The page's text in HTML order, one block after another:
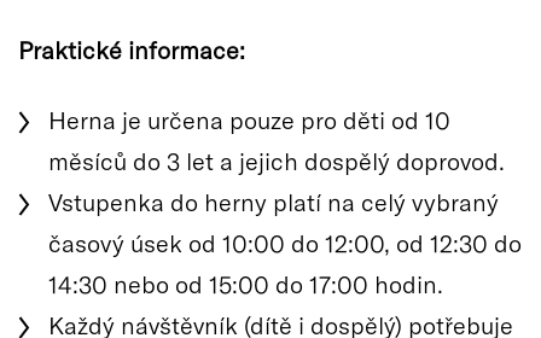
Praktické informace:
Herna je určena pouze pro děti od 10
měsíců do 3 let a jejich dospělý doprovod.
Vstupenka do herny platí na celý vybraný
časový úsek od 10:00 do 12:00, od 12:30 do
14:30 nebo od 15:00 do 17:00 hodin.
Každý návštěvník (dítě i dospělý) potřebuje